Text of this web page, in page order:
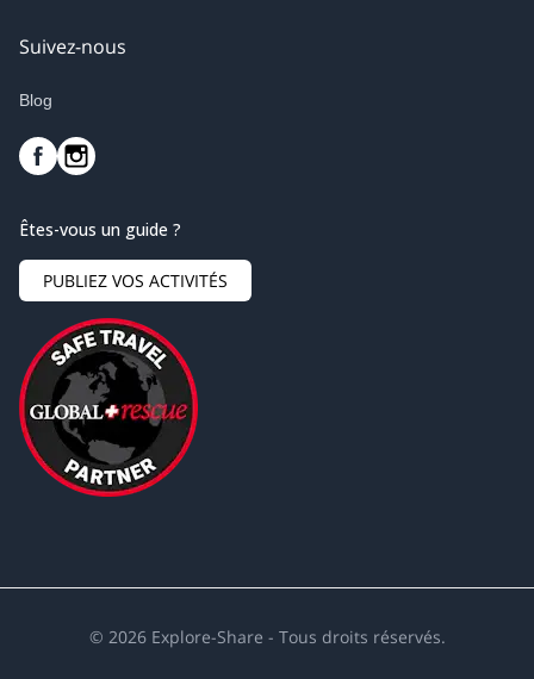
Suivez-nous
Blog
Êtes-vous un guide ?
PUBLIEZ VOS ACTIVITÉS
© 2026 Explore-Share - Tous droits réservés.